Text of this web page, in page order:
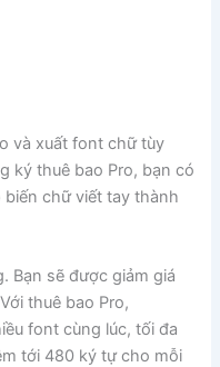
và xuất font chữ tùy
ký thuê bao Pro, bạn có
chữ viết tay thành
Bạn sẽ được giảm giá
thuê bao Pro,
font cùng lúc, tối đa
tới 480 ký tự cho mỗi